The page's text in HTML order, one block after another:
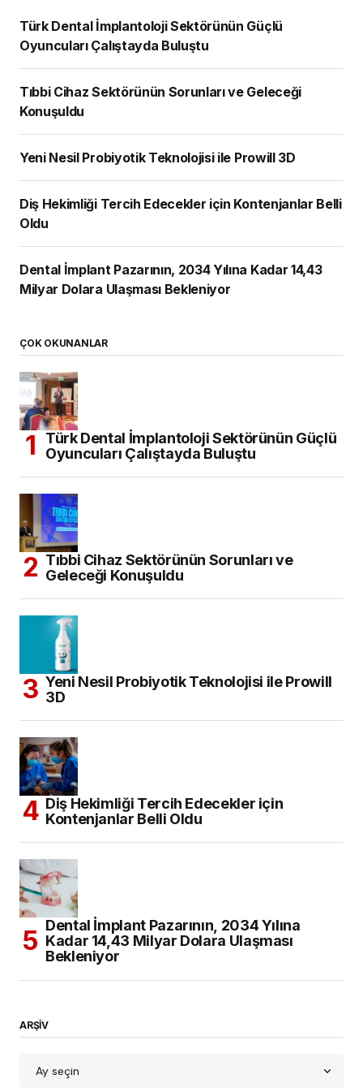
Türk Dental İmplantoloji Sektörünün Güçlü
Oyuncuları Çalıştayda Buluştu
Tıbbi Cihaz Sektörünün Sorunları ve Geleceği
Konuşuldu
Yeni Nesil Probiyotik Teknolojisi ile Prowill 3D
Diş Hekimliği Tercih Edecekler için Kontenjanlar Belli
Oldu
Dental İmplant Pazarının, 2034 Yılına Kadar 14,43
Milyar Dolara Ulaşması Bekleniyor
ÇOK OKUNANLAR
Türk Dental İmplantoloji Sektörünün Güçlü
Oyuncuları Çalıştayda Buluştu
Tıbbi Cihaz Sektörünün Sorunları ve
Geleceği Konuşuldu
Yeni Nesil Probiyotik Teknolojisi ile Prowill
3D
Diş Hekimliği Tercih Edecekler için
Kontenjanlar Belli Oldu
Dental İmplant Pazarının, 2034 Yılına
Kadar 14,43 Milyar Dolara Ulaşması
Bekleniyor
ARŞİV